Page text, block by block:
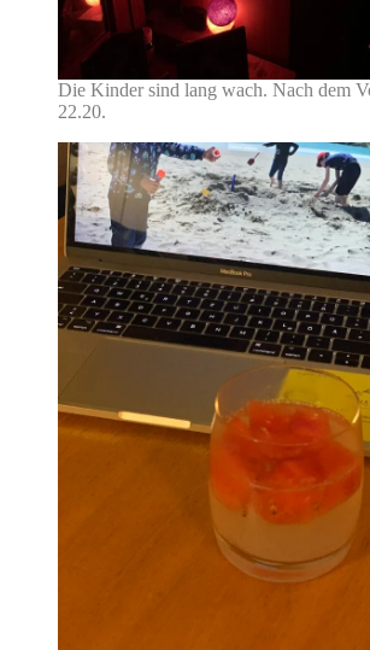
Die Kinder sind lang wach. Nach dem
22.20.